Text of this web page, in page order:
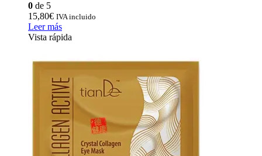
0 de 5
15,80€ IVA incluido
Leer más
Vista rápida